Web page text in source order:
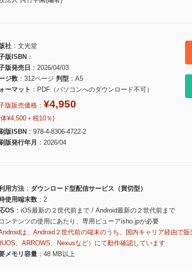
社
文光堂
版ISBN
版発売日
2026/04/03
ジ数
312ページ 判型
A5
ーマット
PDF（パソコンへのダウンロード不可）
版販売価格： ¥4,950
¥4,500＋税10％)
版ISBN
978-4-8306-4722-2
版発行年月
2026/04
用方法
ダウンロード型配信サービス（買切型）
使用端末数
2
OS
iOS最新の２世代前まで / Android最新の２世代前まで
ンテンツの使用にあたり、専用ビューアisho.jpが必要
は、Android２世代前の端末のうち、国内キャリア経由で
、ARROWS、Nexusなど）にて動作確認しています
メモリ容量
48 MB以上